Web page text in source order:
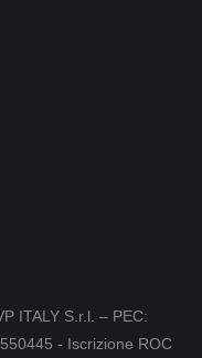
ITALY S.r.l. – PEC:
- Iscrizione ROC